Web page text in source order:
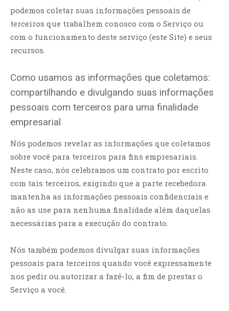
podemos coletar suas informações pessoais de
terceiros que trabalhem conosco com o Serviço ou
com o funcionamento deste serviço (este Site) e seus
recursos.
Como usamos as informações que coletamos:
compartilhando e divulgando suas informações
pessoais com terceiros para uma finalidade
empresarial
Nós podemos revelar as informações que coletamos
sobre você para terceiros para fins empresariais.
Neste caso, nós celebramos um contrato por escrito
com tais terceiros, exigindo que a parte recebedora
mantenha as informações pessoais confidenciais e
não as use para nenhuma finalidade além daquelas
necessárias para a execução do contrato.
Nós também podemos divulgar suas informações
pessoais para terceiros quando você expressamente
nos pedir ou autorizar a fazê-lo, a fim de prestar o
Serviço a você.